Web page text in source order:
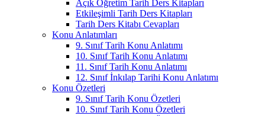
Açık Öğretim Tarih Ders Kitapları
Etkileşimli Tarih Ders Kitapları
Tarih Ders Kitabı Cevapları
Konu Anlatımları
9. Sınıf Tarih Konu Anlatımı
10. Sınıf Tarih Konu Anlatımı
11. Sınıf Tarih Konu Anlatımı
12. Sınıf İnkılap Tarihi Konu Anlatımı
Konu Özetleri
9. Sınıf Tarih Konu Özetleri
10. Sınıf Tarih Konu Özetleri